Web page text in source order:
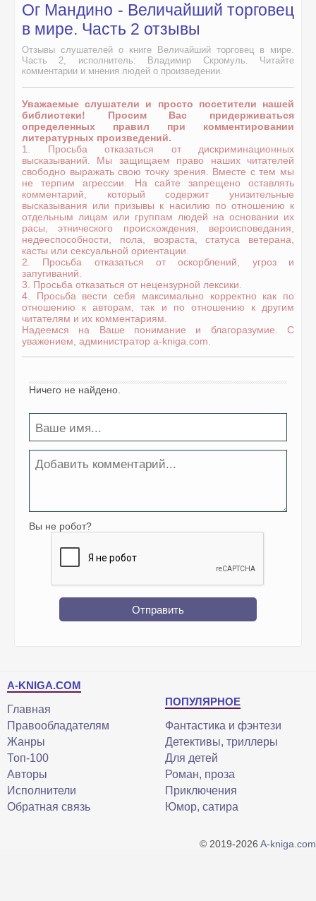
Ог Мандино - Величайший торговец
в мире. Часть 2 отзывы
Отзывы слушателей о книге Величайший торговец в мире.
Часть 2, исполнитель: Владимир Скромуль. Читайте
комментарии и мнения людей о произведении.
Уважаемые слушатели и просто посетители нашей
библиотеки! Просим Вас придерживаться
определенных правил при комментировании
литературных произведений.
1. Просьба отказаться от дискриминационных
высказываний. Мы защищаем право наших читателей
свободно выражать свою точку зрения. Вместе с тем мы
не терпим агрессии. На сайте запрещено оставлять
комментарий, который содержит унизительные
высказывания или призывы к насилию по отношению к
отдельным лицам или группам людей на основании их
расы, этнического происхождения, вероисповедания,
недееспособности, пола, возраста, статуса ветерана,
касты или сексуальной ориентации.
2. Просьба отказаться от оскорблений, угроз и
запугиваний.
3. Просьба отказаться от нецензурной лексики.
4. Просьба вести себя максимально корректно как по
отношению к авторам, так и по отношению к другим
читателям и их комментариям.
Надеемся на Ваше понимание и благоразумие. С
уважением, администратор a-kniga.com.
Ничего не найдено.
Вы не робот?
Отправить
A-KNIGA.COM
Главная
Правообладателям
Жанры
Топ-100
Авторы
Исполнители
Обратная связь
ПОПУЛЯРНОЕ
Фантастика и фэнтези
Детективы, триллеры
Для детей
Роман, проза
Приключения
Юмор, сатира
© 2019-2026 A-kniga.com